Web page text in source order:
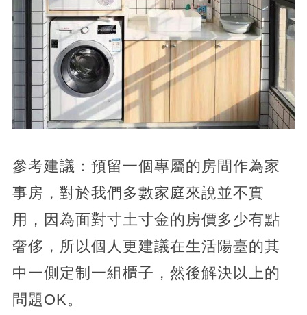
參考建議：預留一個專屬的房間作為家
事房，對於我們多數家庭來說並不實
用，因為面對寸土寸金的房價多少有點
奢侈，所以個人更建議在生活陽臺的其
中一側定制一組櫃子，然後解決以上的
問題OK。